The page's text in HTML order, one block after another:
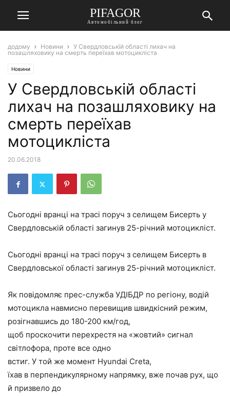
PIFAGOR
Автомобільний блог
додому Новини
У Свердловській області лихач на
позашляховику на смерть переїхав мотоцикліста
Новини
У Свердловській області
лихач на позашляховику на
смерть переїхав
мотоцикліста
20.06.2018
Сьогодні вранці на трасі поруч з селищем Бисерть у
Свердловській області загинув 25-річний мотоцикліст.
Сьогодні вранці на трасі поруч з селищем Бисерть в
Свердловської області загинув 25-річний мотоцикліст.
Як повідомляє прес-служба УДІБДР по регіону, водій
мотоцикла навмисно перевищив швидкісний режим,
розігнавшись до 180-200 км/год,
щоб проскочити перехрестя на «жовтий» сигнал
світлофора, проте все одно
встиг. У той же момент Hyundai Creta,
їхав в перпендикулярному напрямку, вже почав рух, що
й призвело до